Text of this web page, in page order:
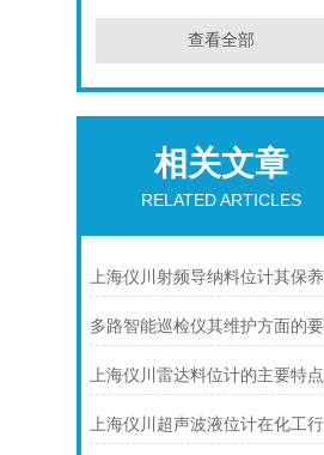
查看全部
相关文章
RELATED ARTICLES
上海仪川雷达料位计的主要特点